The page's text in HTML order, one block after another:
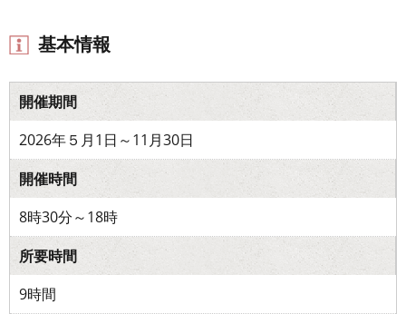
基本情報
開催期間
2026年５月1日～11月30日
開催時間
8時30分～18時
所要時間
9時間